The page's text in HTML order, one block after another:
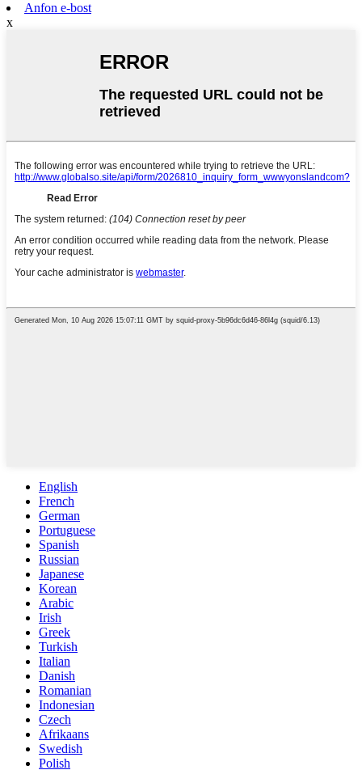
Anfon e-bost
x
English
French
German
Portuguese
Spanish
Russian
Japanese
Korean
Arabic
Irish
Greek
Turkish
Italian
Danish
Romanian
Indonesian
Czech
Afrikaans
Swedish
Polish